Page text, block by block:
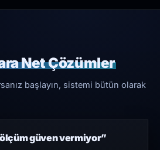
Net Çözümler
başlayın, sistemi bütün olarak
güven vermiyor”